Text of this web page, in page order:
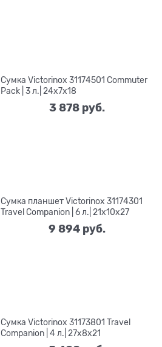
Сумка Victorinox 31174501 Commuter
Pack | 3 л.| 24х7х18
3 878 руб.
Сумка планшет Victorinox 31174301
Travel Companion | 6 л.| 21x10x27
9 894 руб.
Сумка Victorinox 31173801 Travel
Companion | 4 л.| 27х8х21